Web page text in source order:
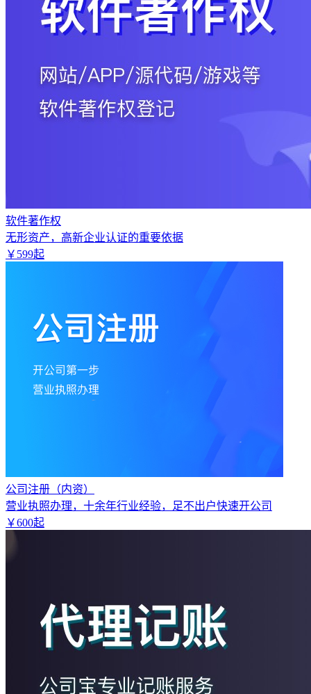
软件著作权
无形资产，高新企业认证的重要依据
￥ 599起
公司注册（内资）
营业执照办理，十余年行业经验，足不出户快速开公司
￥600起